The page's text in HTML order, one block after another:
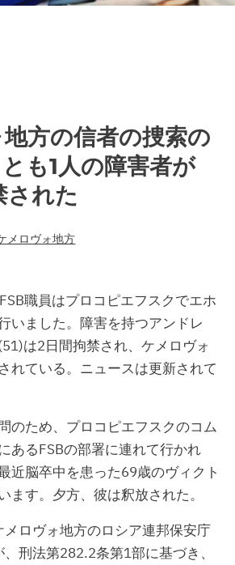
方の信者の捜索の
も1人の障害者が
れた
メロヴォ地方
職員はプロコピエフスクでエホ
いました。障害を持つアンドレ
は2日間拘禁され、ケメロヴォ
れている。ニュースは更新されて
のため、プロコピエフスクのコム
あるFSBの部署に連れて行かれ
近脳卒中を患った69歳のヴィクト
ます。夕方、彼は釈放された。
ロヴォ地方のロシア連邦保安庁
刑法第282.2条第1部に基づき、